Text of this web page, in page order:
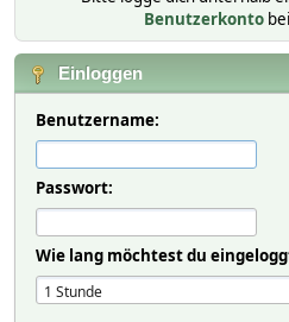
Benutzerkonto
Einloggen
Benutzername:
Passwort:
Wie lang möchtest du